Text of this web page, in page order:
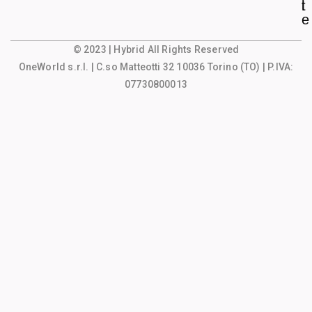
l
e
t
© 2023 | Hybrid All Rights Reserved
OneWorld s.r.l.
| C.so Matteotti 32 10036 Torino (TO) | P.IVA:
07730800013